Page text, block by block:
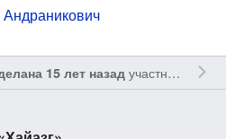
15 лет назадучастником